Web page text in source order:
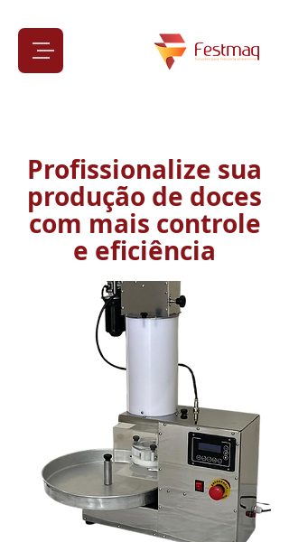
Profissionalize sua
produção de doces
com mais controle
e eficiência